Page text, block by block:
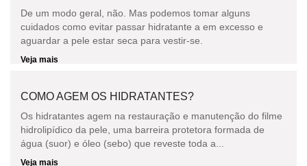
De um modo geral, não. Mas podemos tomar alguns
cuidados como evitar passar hidratante a em excesso e
aguardar a pele estar seca para vestir-se.
Veja mais
COMO AGEM OS HIDRATANTES?
Os hidratantes agem na restauração e manutenção do filme
hidrolipídico da pele, uma barreira protetora formada de
água (suor) e óleo (sebo) que reveste toda a...
Veja mais